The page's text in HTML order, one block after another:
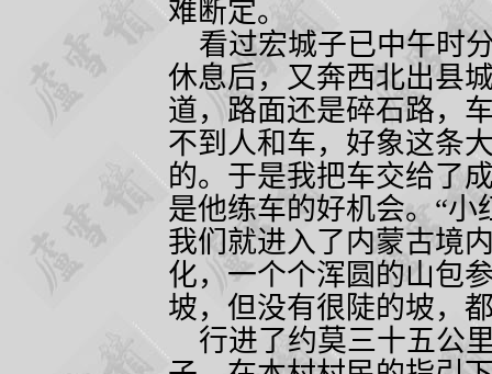
难断定。
看过宏城子已中午时
休息后，又奔西北出县
道，路面还是碎石路，
不到人和车，好象这条
的。于是我把车交给了
是他练车的好机会。“
我们就进入了内蒙古境
化，一个个浑圆的山包
坡，但没有很陡的坡，
行进了约莫三十五公